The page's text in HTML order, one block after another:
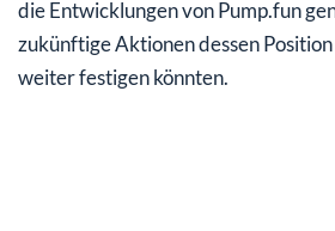
die Entwicklungen von Pump.fun
zukünftige Aktionen dessen
weiter festigen könnten.